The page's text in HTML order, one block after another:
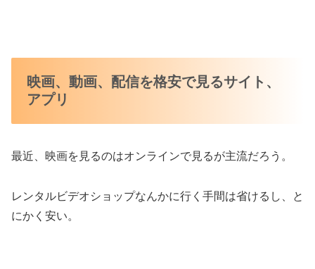
映画、動画、配信を格安で見るサイト、
アプリ
最近、映画を見るのはオンラインで見るが主流だろう。
レンタルビデオショップなんかに行く手間は省けるし、と
にかく安い。